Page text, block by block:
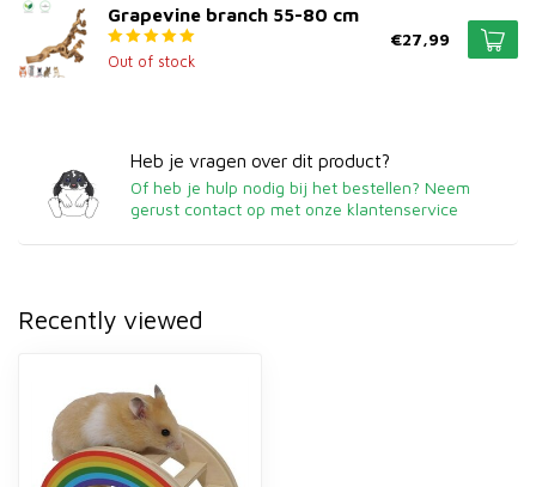
Grapevine branch 55-80 cm
Out of stock
€27,99
Heb je vragen over dit product?
Of heb je hulp nodig bij het bestellen? Neem
gerust contact op met onze klantenservice
Recently viewed